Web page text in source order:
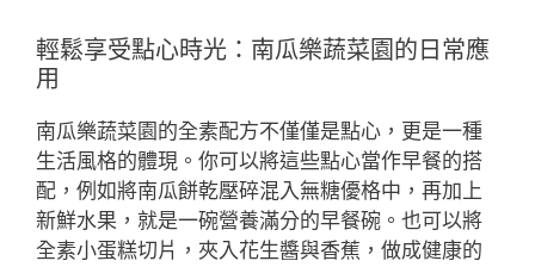
輕鬆享受點心時光：南瓜樂蔬菜園的日常應
用
南瓜樂蔬菜園的全素配方不僅僅是點心，更是一種
生活風格的體現。你可以將這些點心當作早餐的搭
配，例如將南瓜餅乾壓碎混入無糖優格中，再加上
新鮮水果，就是一碗營養滿分的早餐碗。也可以將
全素小蛋糕切片，夾入花生醬與香蕉，做成健康的